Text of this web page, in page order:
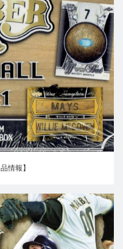
情報】